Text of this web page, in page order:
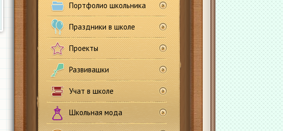
Портфолио школьника
Праздники в школе
Проекты
Развивашки
Учат в школе
Школьная мода